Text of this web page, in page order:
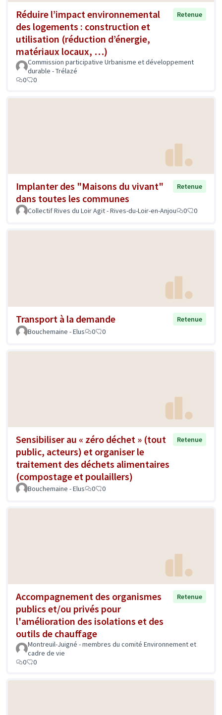
Réduire l’impact environnemental
des logements : construction et
utilisation (réduction d’énergie,
matériaux locaux, …)
Retenue
Commission participative Urbanisme et développement
durable - Trélazé
0
0
Implanter des "Maisons du vivant"
dans toutes les communes
Retenue
Collectif Rives du Loir Agit - Rives-du-Loir-en-Anjou 0 0
Transport à la demande
Retenue
Bouchemaine - Elus
0 0
Sensibiliser au « zéro déchet » (tout
public, acteurs) et organiser le
traitement des déchets alimentaires
(compostage et poulaillers)
Retenue
Bouchemaine - Elus 0 0
Accompagnement des organismes
publics et/ou privés pour
l'amélioration des isolations et des
outils de chauffage
Retenue
Montreuil-Juigné - membres du comité Environnement et
cadre de vie
0
0